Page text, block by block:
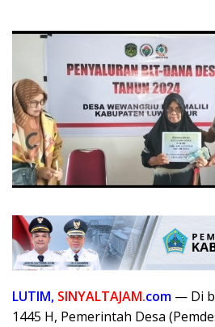
LUTIM, SINYALTAJAM.com — Di
1445 H, Pemerintah Desa